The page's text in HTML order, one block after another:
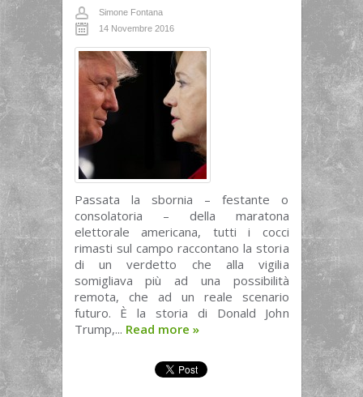
Simone Fontana
14 Novembre 2016
Passata la sbornia – festante o
consolatoria – della maratona
elettorale americana, tutti i cocci
rimasti sul campo raccontano la storia
di un verdetto che alla vigilia
somigliava più ad una possibilità
remota, che ad un reale scenario
futuro. È la storia di Donald John
Trump,... Read more »